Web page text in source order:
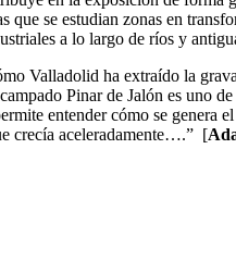
que se estudian zonas en
a lo largo de ríos y
Valladolid ha extraído la
Pinar de Jalón es uno
entender cómo se genera
crecía aceleradamente….” [